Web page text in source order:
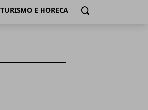
TURISMO E HORECA Cerca